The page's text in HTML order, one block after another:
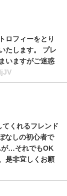
ロフィーをとり
たします。 プレ
いますがご迷惑
くれるフレンド
なしの初心者で
が…それでもOK
是非宜しくお願